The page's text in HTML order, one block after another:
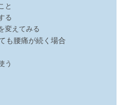
と
る
変えてみる
も腰痛が続く場合
う